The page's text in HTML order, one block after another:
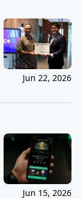
Jun 22, 2026
Jun 15, 2026